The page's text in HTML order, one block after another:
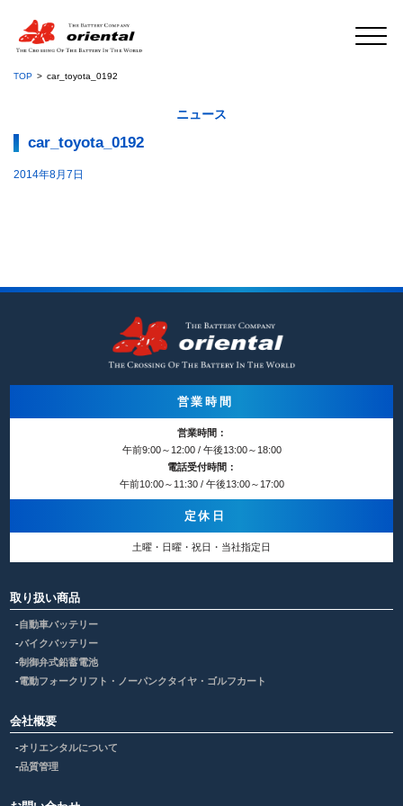
TOP car_toyota_0192
ニュース
car_toyota_0192
2014年8月7日
営業時間
営業時間：
午前9:00～12:00 / 午後13:00～18:00
電話受付時間：
午前10:00～11:30 / 午後13:00～17:00
定休日
土曜・日曜・祝日・当社指定日
取り扱い商品
自動車バッテリー
バイクバッテリー
制御弁式鉛蓄電池
電動フォークリフト・ノーパンクタイヤ・ゴルフカート
会社概要
オリエンタルについて
品質管理